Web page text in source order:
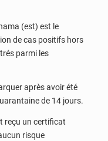
(est) est le
de cas positifs hors
parmi les
après avoir été
de 14 jours.
reçu un certificat
risque